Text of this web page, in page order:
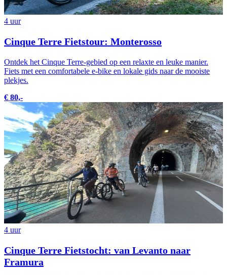
4 uur
Cinque Terre Fietstour: Monterosso
Ontdek het Cinque Terre-gebied op een relaxte en leuke manier.
Fiets met een comfortabele e-bike en lokale gids naar de mooiste
plekjes.
€ 80,-
4 uur
Cinque Terre Fietstocht: van Levanto naar
Framura